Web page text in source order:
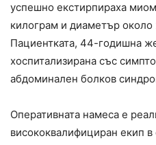
успешно екстирпираха
килограм и диаметър около
Пациентката, 44-годишна
хоспитализирана със
абдоминален болков
Оперативната намеса е
висококвалифициран екип